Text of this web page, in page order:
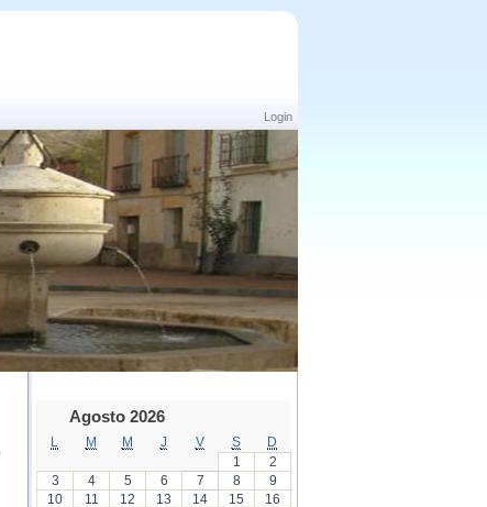
Login
Agosto 2026
M M J V S
D
1
2
3
4 5 6 7 8
9
10
11 12 13 14 15
16